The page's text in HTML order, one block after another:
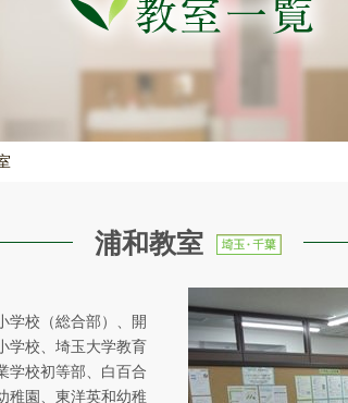
浦和教室
学校（総合部）、開
学校、埼玉大学教育
学校初等部、白百合
稚園、東洋英和幼稚